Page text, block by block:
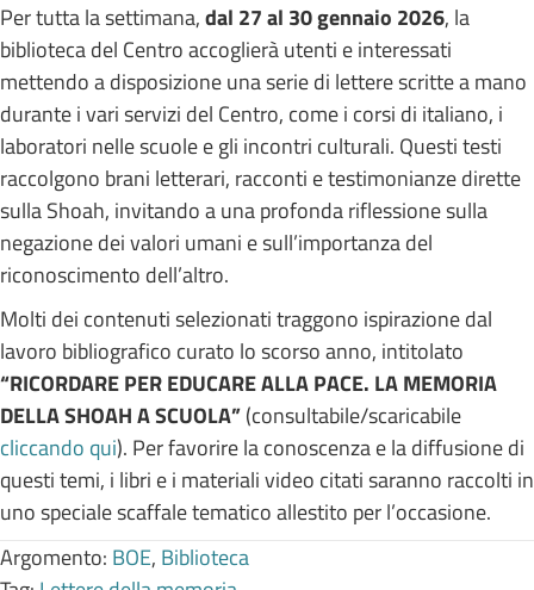
Per tutta la settimana,dal 27 al 30 gennaio 2026, la
biblioteca del Centro accoglierà utenti e interessati
mettendo a disposizione una serie di lettere scritte a mano
durante i vari servizi del Centro, come i corsi di italiano, i
laboratori nelle scuole e gli incontri culturali. Questi testi
raccolgono brani letterari, racconti e testimonianze dirette
sulla Shoah, invitando a una profonda riflessione sulla
negazione dei valori umani e sull’importanza del
riconoscimento dell’altro.
Molti dei contenuti selezionati traggono ispirazione dal
lavoro bibliografico curato lo scorso anno, intitolato
“RICORDARE PER EDUCARE ALLA PACE. LA MEMORIA
DELLA SHOAH A SCUOLA”(consultabile/scaricabile
cliccando qui). Per favorire la conoscenza e la diffusione di
questi temi, i libri e i materiali video citati saranno raccolti in
uno speciale scaffale tematico allestito per l’occasione.
Argomento: BOE, Biblioteca